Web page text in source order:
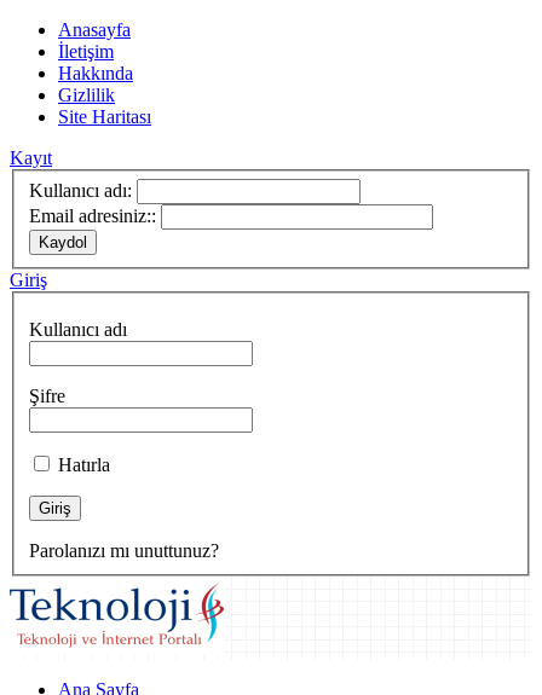
Anasayfa
İletişim
Hakkında
Gizlilik
Site Haritası
Kayıt
Kullanıcı adı:
Email adresiniz::
Giriş
Kullanıcı adı
Şifre
Hatırla
Parolanızı mı unuttunuz?
Ana Sayfa